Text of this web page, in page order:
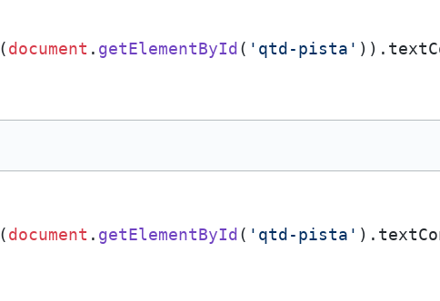
(document . getElementById ( 'qtd-pista' )).
(document . getElementById ( 'qtd-pista' ).